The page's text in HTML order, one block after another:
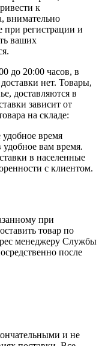
к
внимательно
при регистрации и
ваших
до 20:00 часов, в
нет. Товары,
доставляются в
зависит от
на складе:
время
удобное вам время.
в населенные
с клиентом.
при
товар по
менеджеру Службы
после
и не